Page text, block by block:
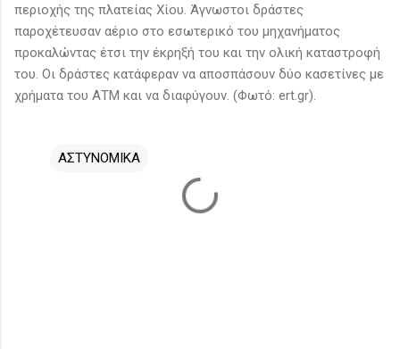
περιοχής της πλατείας Χίου. Άγνωστοι δράστες
παροχέτευσαν αέριο στο εσωτερικό του μηχανήματος
προκαλώντας έτσι την έκρηξή του και την ολική καταστροφή
του. Οι δράστες κατάφεραν να αποσπάσουν δύο κασετίνες με
χρήματα του ΑΤΜ και να διαφύγουν. (Φωτό: ert.gr).
ΑΣΤΥΝΟΜΙΚΑ